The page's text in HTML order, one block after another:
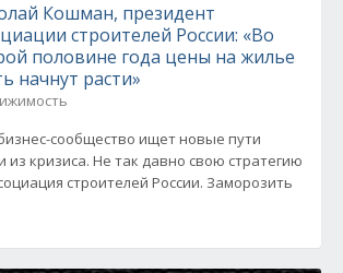
Кошман, президент
строителей России: «Во
половине года цены на жилье
начнут расти»
сообщество ищет новые пути
из кризиса. Не так давно свою стратегию
строителей России. Заморозить